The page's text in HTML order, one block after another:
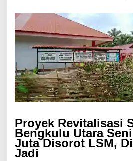
Proyek Revitalisasi
Bengkulu Utara
Juta Disorot LSM,
Jadi